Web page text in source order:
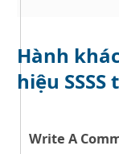
Hành
hiệu
Write A